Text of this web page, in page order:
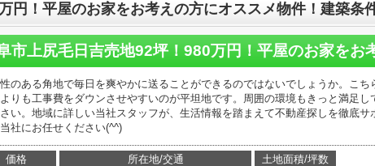
円！平屋のお家をお考えの方にオススメ物件！建築条
のある角地で毎日を爽やかに送ることができるのではないでしょうか。こ
りも工事費をダウンさせやすいのが平坦地です。周囲の環境もきっと満足
さい。地域に詳しい当社スタッフが、生活情報を踏まえて不動産探しを徹底
社にお任せください(^^)
価格
所在地/交通
土地面積/坪数